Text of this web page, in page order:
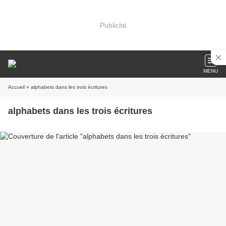
Publicité
MENU
Accueil » alphabets dans les trois écritures
alphabets dans les trois écritures